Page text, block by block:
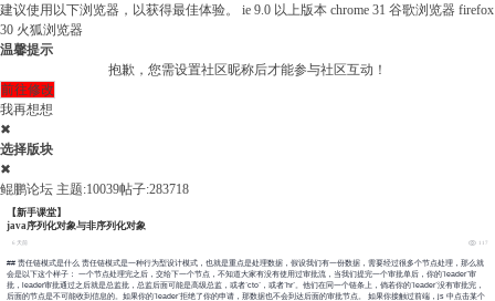
建议使用以下浏览器，以获得最佳体验。 ie 9.0 以上版本 chrome 31 谷歌浏览器 firefox
30 火狐浏览器
温馨提示
抱歉，您需设置社区昵称后才能参与社区互动！
前往修改
我再想想
✖
选择版块
✖
鲲鹏论坛 主题:10039帖子:283718
【新手课堂】
java序列化对象与非序列化对象
6 天前 117
## 责任链模式是什么 责任链模式是一种行为型设计模式，也就是重点是处理数据，假设我们有一份数据，需要经过很多个节点处理，那么就
会是以下这个样子： 一个节点处理完之后，交给下一个节点，不知道大家有没有使用过审批流，当我们提完一个审批单后，你的`leader`审
批，leader审批通过之后就是总监批，总监后面可能是高级总监，或者`cto`，或者`hr`。他们在同一个链条上，倘若你的`leader`没有审批完，
后面的节点是不可能收到信息的。如果你的`leader`拒绝了你的申请，那数据也不会到达后面的审批节点。 如果你接触过前端，js 中点击某个